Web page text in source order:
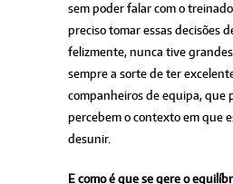
sem poder falar com o
preciso tomar essas decisões
felizmente, nunca tive
sempre a sorte de ter
companheiros de equipa, que
percebem o contexto em que
desunir.
E como é que se gere o